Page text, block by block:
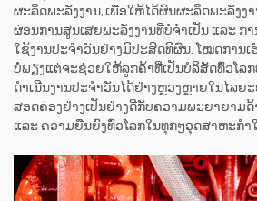
ຜະລິດພະລັງງານ, ເພື່ອໃຫ້ໄດ້ຜົນຜະລິດພະລັງ
ຜ່ອນການສູນເສຍພະລັງງານທີ່ບໍ່ຈຳເປັນ ແລະ ກ
ໃຊ້ງານປະຈຳວັນຢ່າງມີປະສິດທິຜົນ. ໂໝດການເ
ບໍ່ພຽງແຕ່ຈະຊ່ວຍໃຫ້ລູກຄ້າທີ່ເປັນບໍລິສັດທົ່ວໂລ
ດຳເນີນງານປະຈຳວັນໄດ້ຢ່າງຫຼວງຫຼາຍໃນໄລຍະ
ສອດຄ່ອງຢ່າງເປັນຢ່າງດີກັບຄວາມພະຍາຍາມ
ແລະ ຄວາມຍືນຍົງທົ່ວໂລກໃນທຸກໆອຸດສາຫະກຳ